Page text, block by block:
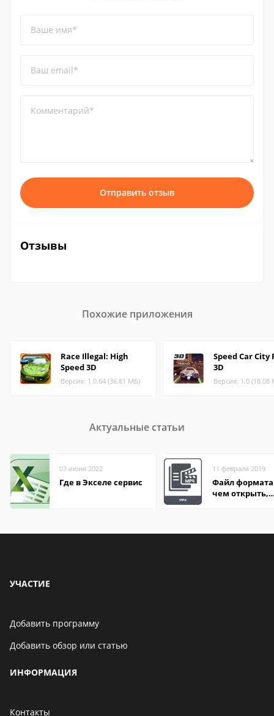
Ваше имя*
Ваш email*
Комментарий*
Отправить отзыв
Отзывы
Похожие приложения
Race Illegal: High
Speed 3D
Версия: 1.0.64 (36.81 МБ)
Speed Car City
3D
Версия: 1.0 (18.08
Актуальные статьи
03 июня 2022
Где в Экселе сервис
11 февраля 2019
Файл формата
чем открыть,
УЧАСТИЕ
Добавить программу
Добавить обзор или статью
ИНФОРМАЦИЯ
Контакты